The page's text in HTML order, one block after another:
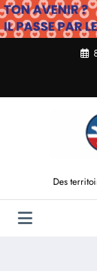
Aller
au
contenu
Des